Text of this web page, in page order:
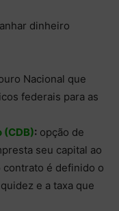
dinheiro
Nacional que
federais para as
(CDB): opção de
seu capital ao
é definido o
e a taxa que